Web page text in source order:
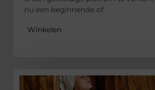
nu een beginnende of
Winkelen